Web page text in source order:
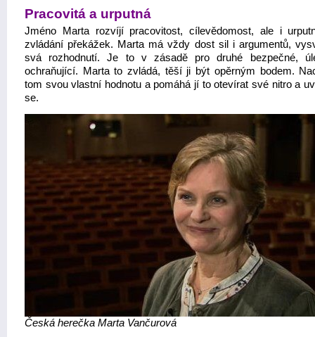
Pracovitá a urputná
Jméno Marta rozvíjí pracovitost, cílevědomost, ale i
zvládání překážek. Marta má vždy dost sil i argumentů,
svá rozhodnutí. Je to v zásadě pro druhé bezpečné,
ochraňující. Marta to zvládá, těší ji být opěrným bodem.
tom svou vlastní hodnotu a pomáhá jí to otevírat své nitro a
se.
Česká herečka Marta Vančurová